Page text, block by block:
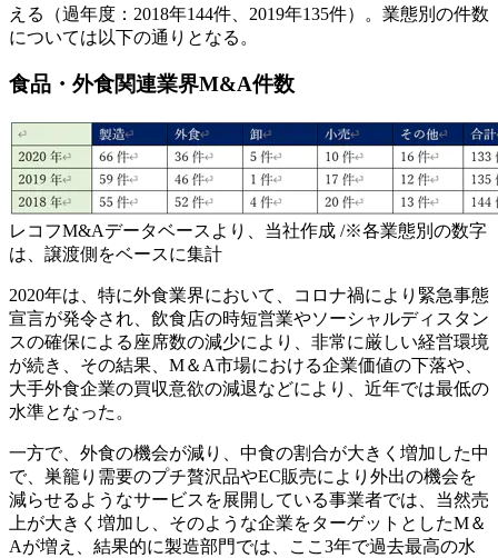
える（過年度：2018年144件、2019年135件）。業態別の件数
については以下の通りとなる。
食品・外食関連業界M&A件数
レコフM&Aデータベースより、当社作成 /※各業態別の数字
は、譲渡側をベースに集計
2020年は、特に外食業界において、コロナ禍により緊急事態
宣言が発令され、飲食店の時短営業やソーシャルディスタン
スの確保による座席数の減少により、非常に厳しい経営環境
が続き、その結果、M＆A市場における企業価値の下落や、
大手外食企業の買収意欲の減退などにより、近年では最低の
水準となった。
一方で、外食の機会が減り、中食の割合が大きく増加した中
で、巣籠り需要のプチ贅沢品やEC販売により外出の機会を
減らせるようなサービスを展開している事業者では、当然売
上が大きく増加し、そのような企業をターゲットとしたM＆
Aが増え、結果的に製造部門では、ここ3年で過去最高の水